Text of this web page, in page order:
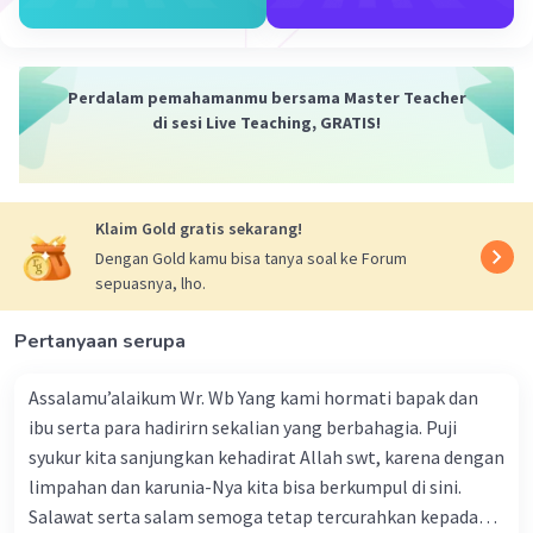
Kekurangan:
yang digunakan dalam "Hikayat Panji Semirang"
cenderung kuno dan sulit dipahami bagi
karya ini.
2. Panjangnya Cerita: Sebagian orang mungkin
merasa cerita dalam "Hikayat Panji Semirang"
terlalu panjang dan bertele-tele, sehingga
memerlukan kesabaran ekstra untuk
membacanya sampai selesai.
kuno dan terbatas dalam tema dan sudut
pandangnya, tidak sebanyak karya sastra modern
yang lebih beragam dan inklusif dalam
menggambarkan realitas manusia dan
masyarakat.
Perdalam pemahamanmu bersama Master Teacher
di sesi Live Teaching, GRATIS!
Klaim Gold gratis sekarang!
Dengan Gold kamu bisa tanya soal ke Forum
sepuasnya, lho.
Pertanyaan serupa
Assalamu’alaikum Wr. Wb Yang kami hormati bapak dan
ibu serta para hadirirn sekalian yang berbahagia. Puji
syukur kita sanjungkan kehadirat Allah swt, karena dengan
limpahan dan karunia-Nya kita bisa berkumpul di sini.
Salawat serta salam semoga tetap tercurahkan kepada